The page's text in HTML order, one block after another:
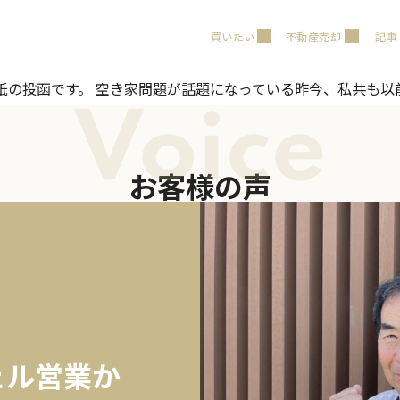
買いたい 不動産売却 記
投函です。 空き家問題が話題になっている昨今、私共も
Voice
お客様の声
営業か